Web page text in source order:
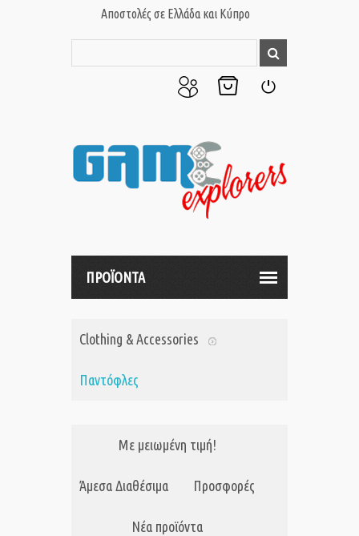
Αποστολές σε Ελλάδα και Κύπρο
μου
ΠΡΟΪΟΝΤΑ
Clothing & Accessories
Παντόφλες
Με μειωμένη τιμή!
Άμεσα Διαθέσιμα Προσφορές
Νέα προϊόντα